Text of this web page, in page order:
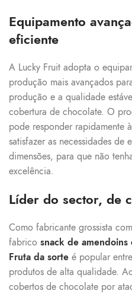
Equipamento
eficiente
A Lucky Fruit adopta o
produção mais avançados
produção e a qualidade
cobertura de chocolate. O
pode responder rapidamente
satisfazer as necessidades de
dimensões, para que não
excelência.
Líder do sector, de
Como fabricante grossista
fabrico snack de
Fruta da sorte é popular
produtos de alta qualidade.
cobertos de chocolate por